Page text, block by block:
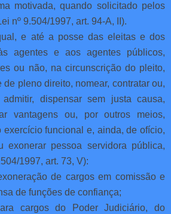
motivada, quando solicitado pelos
nº 9.504/1997, art. 94-A, II).
e até a posse das eleitas e dos
agentes e aos agentes públicos,
ou não, na circunscrição do pleito,
pleno direito, nomear, contratar ou,
dispensar sem justa causa,
vantagens ou, por outros meios,
funcional e, ainda, de ofício,
exonerar pessoa servidora pública,
1997, art. 73, V):
de cargos em comissão e
de funções de confiança;
cargos do Poder Judiciário, do